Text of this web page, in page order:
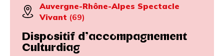
Auvergne-Rhône-Alpes Spectacle
Vivant (69)
Dispositif d’accompagnement
Culturdiag